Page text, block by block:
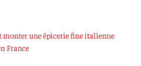
monter une épicerie fine italienne
France